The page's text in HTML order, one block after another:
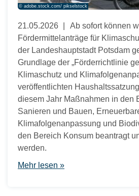
© adobe.stock.com/ pikselstock
21.05.2026
Ab sofort können
Fördermittelanträge für
der Landeshauptstadt Potsdam
Grundlage der „Förderrichtlinie
Klimaschutz und
veröffentlichten
diesem Jahr Maßnahmen in den
Sanieren und Bauen,
Klimafolgenanpassung und
den Bereich Konsum beantragt
werden.
Mehr lesen »